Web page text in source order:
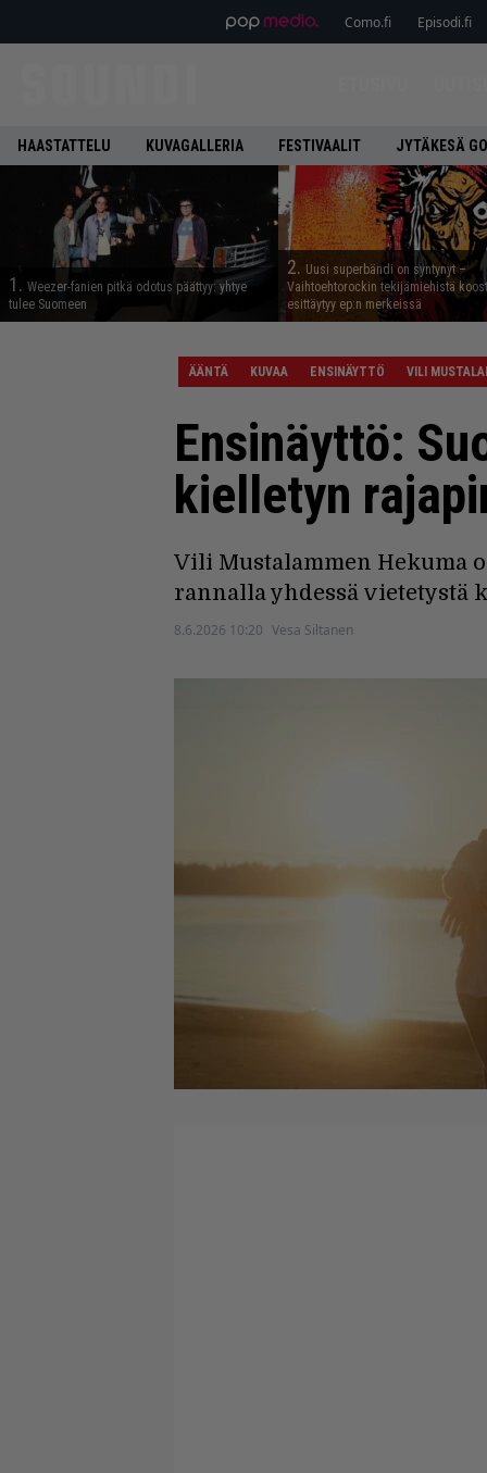
Como.fi Episodi.fi
HAASTATTELU KUVAGALLERIA FESTIVAALIT JYTÄKESÄ
1. Weezer-fanien pitkä odotus päättyy: yhtye
tulee Suomeen
2. Uusi superbändi on syntynyt –
Vaihtoehtorockin tekijämiehistä
esittäytyy ep:n merkeissä
ÄÄNTÄ KUVAA ENSINÄYTTÖ VILI
Ensinäyttö:
kielletyn
Vili Mustalammen Hekuma
rannalla yhdessä vietetystä
8.6.2026 10:20 Vesa Siltanen